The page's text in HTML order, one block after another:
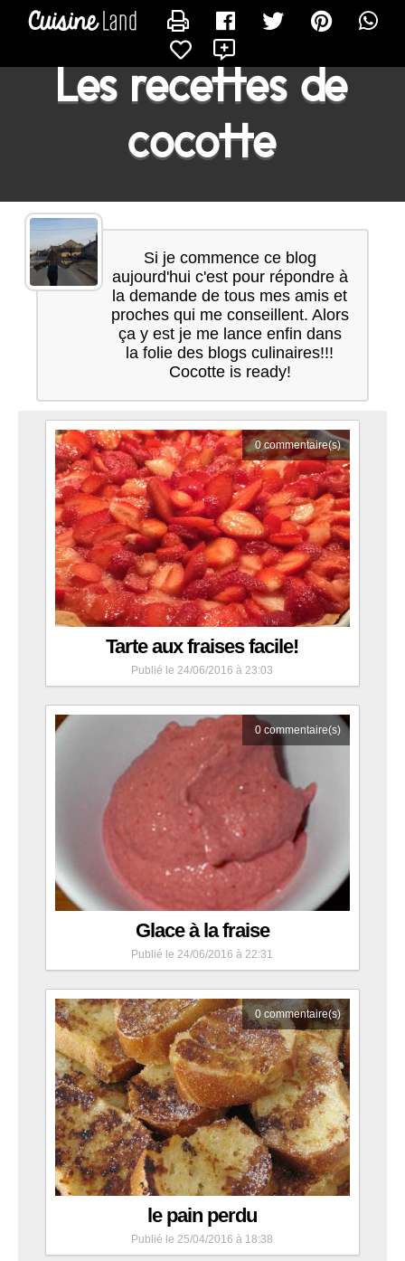
Les recettes de
cocotte
Si je commence ce blog
aujourd'hui c'est pour répondre à
la demande de tous mes amis et
proches qui me conseillent. Alors
ça y est je me lance enfin dans
la folie des blogs culinaires!!!
Cocotte is ready!
0commentaire(s)
Tarte aux fraises facile!
Publié le 24/06/2016 à 23:03
0 commentaire(s)
Glace à la fraise
Publié le 24/06/2016 à 22:31
0 commentaire(s)
le pain perdu
Publié le 25/04/2016 à 18:38
CONTACTER COCOTTE
Envoi en cours...